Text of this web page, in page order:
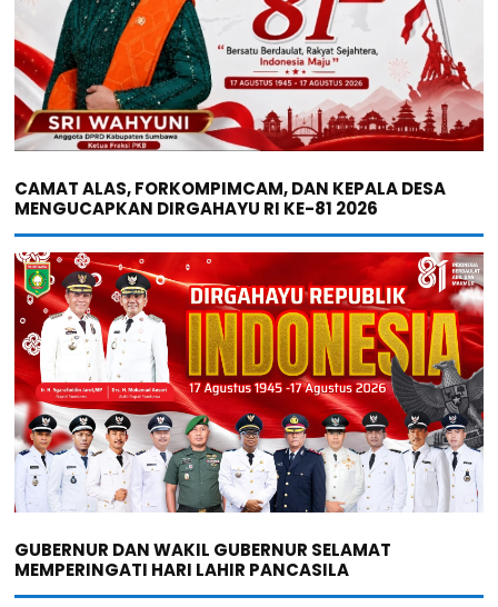
CAMAT ALAS, FORKOMPIMCAM, DAN KEPALA DESA
MENGUCAPKAN DIRGAHAYU RI KE-81 2026
GUBERNUR DAN WAKIL GUBERNUR SELAMAT
MEMPERINGATI HARI LAHIR PANCASILA